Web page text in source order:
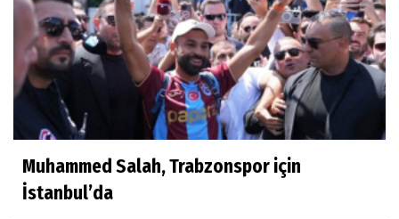
Muhammed Salah, Trabzonspor için
İstanbul’da